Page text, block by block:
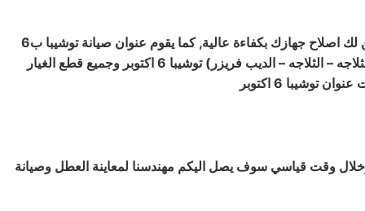
ب6 اكتوبر تضمن لك اصلاح جهازك بكفاءة عالية, كما يقوم عنوان صيانة توشيبا ب6
اكتوبر باستبدال قطع الغيار التالفة بأخري أصلية مع إعطاء عميل صيانه توشيبا 6 اكتوبر عنوان لمدة عام كامل على اصلاح و صيانة ( الثلاجه – الثلاجه – الديب فريزر) توشيبا 6 اكتوبر وجميع قطع الغيار
مراكز صيانة توشيبا 6 اكتوبر منتشرة في جميع انحاء مصر وخلال وقت قياسي سوف يصل اليكم مهندسنا لمعاينة العطل وصيانة